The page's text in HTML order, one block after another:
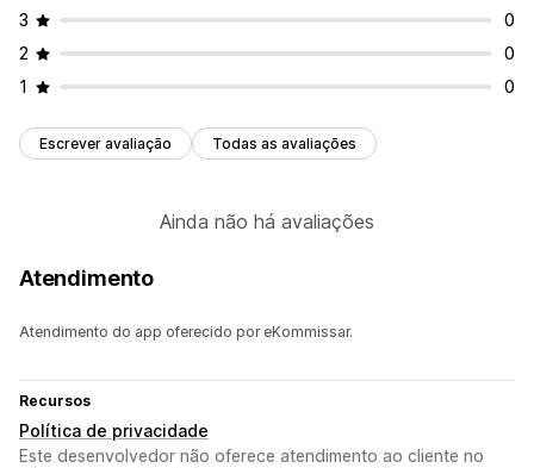
3
0
2
0
1
0
Escrever avaliação Todas as avaliações
Ainda não há avaliações
Atendimento
Atendimento do app oferecido por eKommissar.
Recursos
Política de privacidade
Este desenvolvedor não oferece atendimento ao cliente no